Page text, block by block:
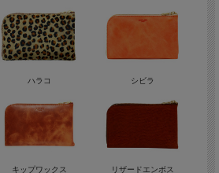
ハラコ シビラ
キップワックス リザードエンボス